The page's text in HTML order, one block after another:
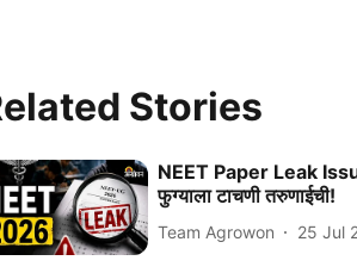
Stories
NEET Paper Leak
फुग्याला टाचणी तरुणाईची!
Team Agrowon 25 Jul